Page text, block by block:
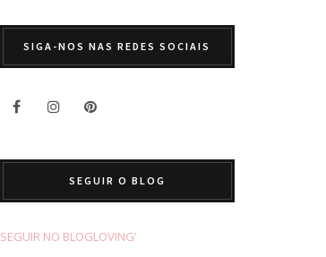
SIGA-NOS NAS REDES SOCIAIS
SEGUIR O BLOG
SEGUIR NO BLOGLOVING’